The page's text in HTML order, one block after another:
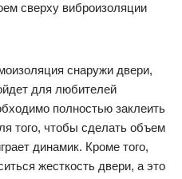
сверху виброизоляции
снаружи двери,
для любителей
полностью заклеить
того, чтобы сделать объем
динамик. Кроме того,
жесткость двери, а это